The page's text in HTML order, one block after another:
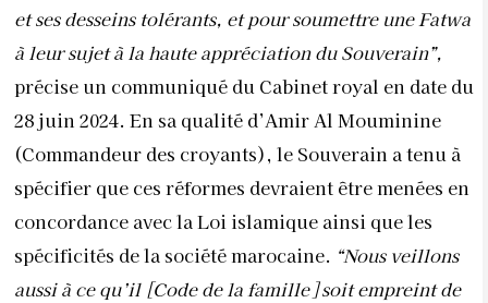
et ses desseins tolérants, et pour soumettre une Fatwa
à leur sujet à la haute appréciation du Souverain”,
précise un communiqué du Cabinet royal en date du
28 juin 2024. En sa qualité d’Amir Al Mouminine
(Commandeur des croyants), le Souverain a tenu à
spécifier que ces réformes devraient être menées en
concordance avec la Loi islamique ainsi que les
spécificités de la société marocaine. “Nous veillons
aussi à ce qu’il [Code de la famille] soit empreint de